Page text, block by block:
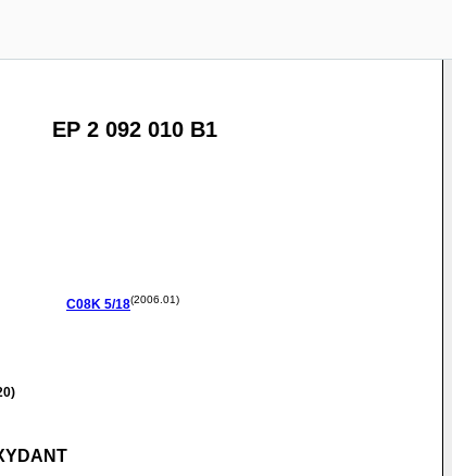
EP 2 092 010 B1
C08K 5/18(2006.01)